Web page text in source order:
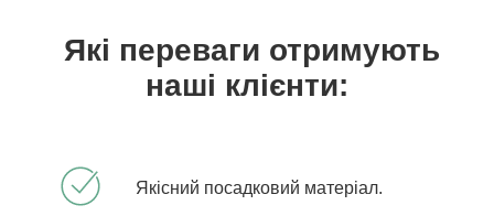
Які переваги отримують
наші клієнти:
Якісний посадковий матеріал.